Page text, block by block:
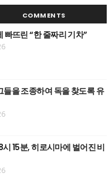
COMMENTS
뜨린 “한 줄짜리 기차”
들을 조종하여 독을 찾도록 유
15분, 히로시마에 벌어진 비